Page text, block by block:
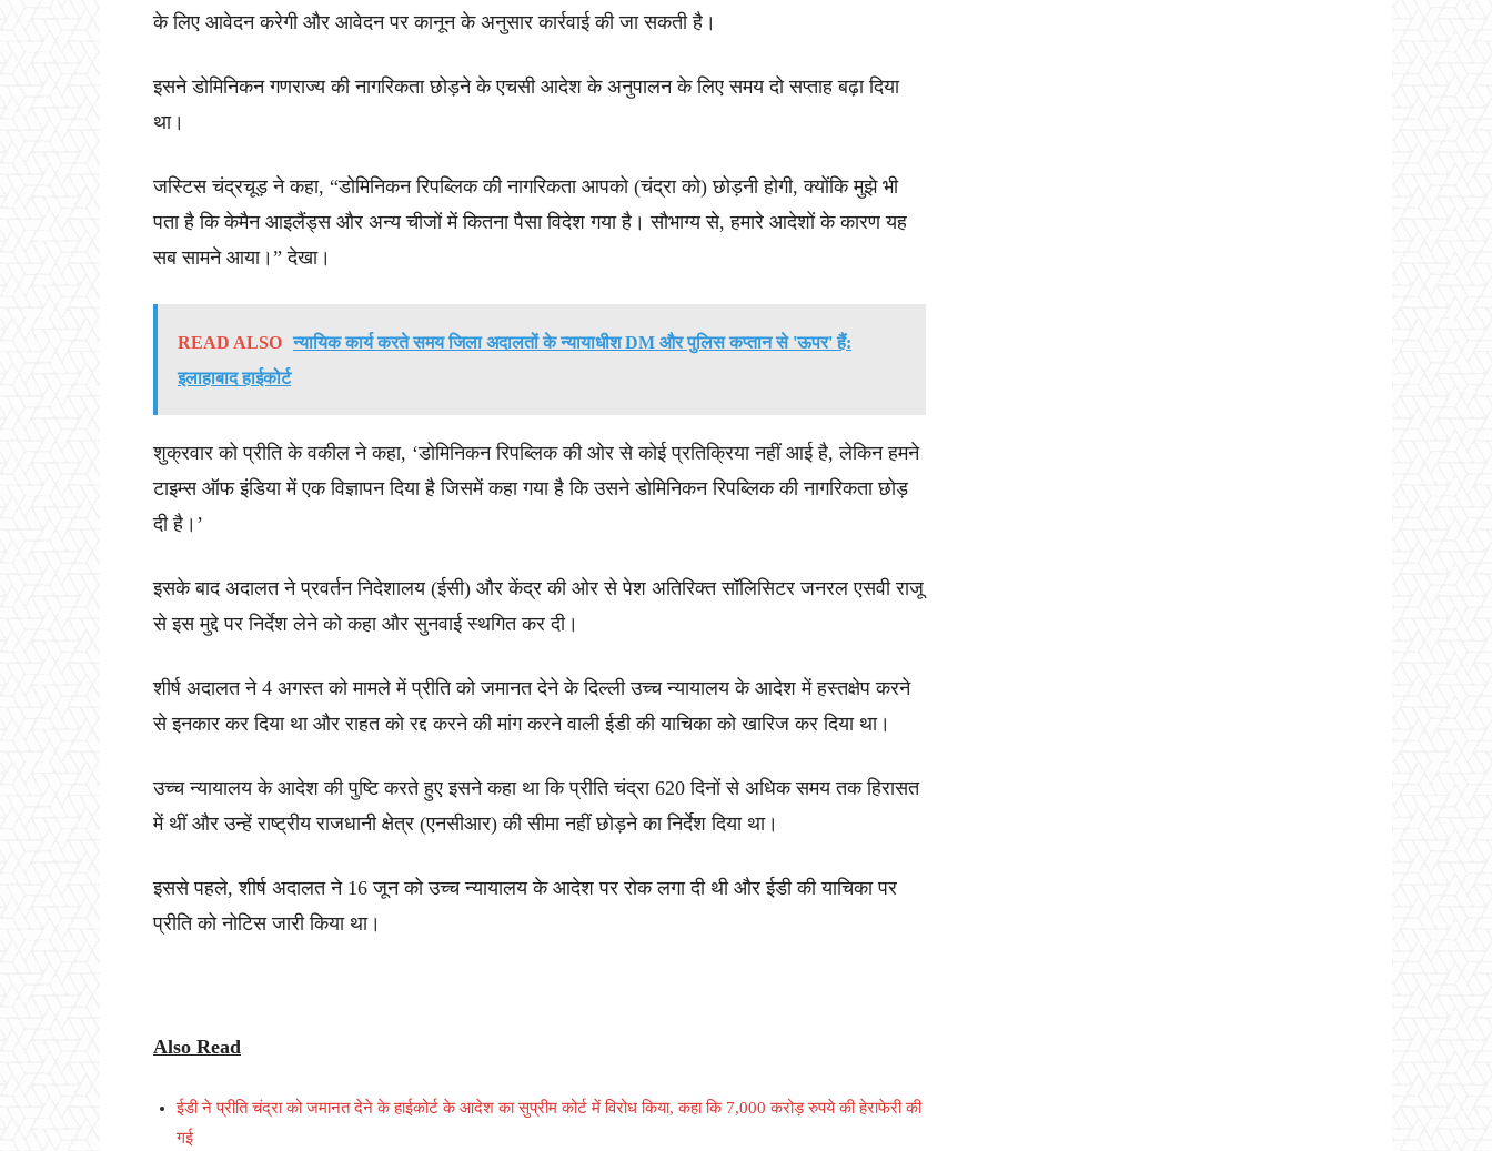
के लिए आवेदन करेगी और आवेदन पर कानून के अनुसार कार्रवाई की जा सकती है।
इसने डोमिनिकन गणराज्य की नागरिकता छोड़ने के एचसी आदेश के अनुपालन के लिए समय दो सप्ताह बढ़ा दिया
था।
जस्टिस चंद्रचूड़ ने कहा, “डोमिनिकन रिपब्लिक की नागरिकता आपको (चंद्रा को) छोड़नी होगी, क्योंकि मुझे भी
पता है कि केमैन आइलैंड्स और अन्य चीजों में कितना पैसा विदेश गया है। सौभाग्य से, हमारे आदेशों के कारण यह
सब सामने आया।” देखा।
READ ALSO न्यायिक कार्य करते समय जिला अदालतों के न्यायाधीश DM और पुलिस कप्तान से 'ऊपर' हैं:
इलाहाबाद हाईकोर्ट
शुक्रवार को प्रीति के वकील ने कहा, ‘डोमिनिकन रिपब्लिक की ओर से कोई प्रतिक्रिया नहीं आई है, लेकिन हमने
टाइम्स ऑफ इंडिया में एक विज्ञापन दिया है जिसमें कहा गया है कि उसने डोमिनिकन रिपब्लिक की नागरिकता छोड़
दी है।’
इसके बाद अदालत ने प्रवर्तन निदेशालय (ईसी) और केंद्र की ओर से पेश अतिरिक्त सॉलिसिटर जनरल एसवी राजू
से इस मुद्दे पर निर्देश लेने को कहा और सुनवाई स्थगित कर दी।
शीर्ष अदालत ने 4 अगस्त को मामले में प्रीति को जमानत देने के दिल्ली उच्च न्यायालय के आदेश में हस्तक्षेप करने
से इनकार कर दिया था और राहत को रद्द करने की मांग करने वाली ईडी की याचिका को खारिज कर दिया था।
उच्च न्यायालय के आदेश की पुष्टि करते हुए इसने कहा था कि प्रीति चंद्रा 620 दिनों से अधिक समय तक हिरासत
में थीं और उन्हें राष्ट्रीय राजधानी क्षेत्र (एनसीआर) की सीमा नहीं छोड़ने का निर्देश दिया था।
इससे पहले, शीर्ष अदालत ने 16 जून को उच्च न्यायालय के आदेश पर रोक लगा दी थी और ईडी की याचिका पर
प्रीति को नोटिस जारी किया था।
Also Read
ईडी ने प्रीति चंद्रा को जमानत देने के हाईकोर्ट के आदेश का सुप्रीम कोर्ट में विरोध किया, कहा कि 7,000 करोड़ रुपये की हेराफेरी की
गई